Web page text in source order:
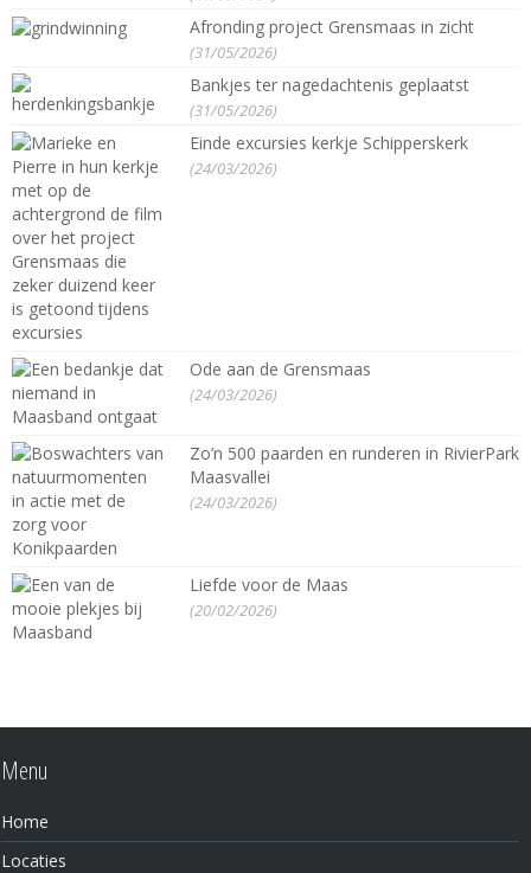
Afronding project Grensmaas in zicht
(31/05/2026)
Bankjes ter nagedachtenis geplaatst
(31/05/2026)
Einde excursies kerkje Schipperskerk
(24/03/2026)
Ode aan de Grensmaas
(24/03/2026)
Zo’n 500 paarden en runderen in RivierPark
Maasvallei
(24/03/2026)
Liefde voor de Maas
(20/02/2026)
Menu
Home
Locaties